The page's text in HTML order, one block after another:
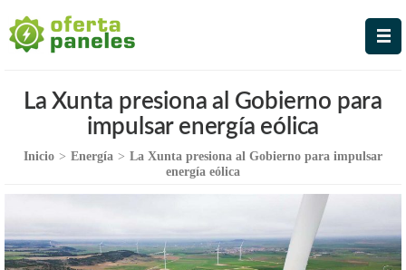
Oferta Paneles
La Mejor Oferta en Paneles
Solares
La Xunta presiona al Gobierno para
impulsar energía eólica
Inicio > Energía > La Xunta presiona al Gobierno para impulsar
energía eólica